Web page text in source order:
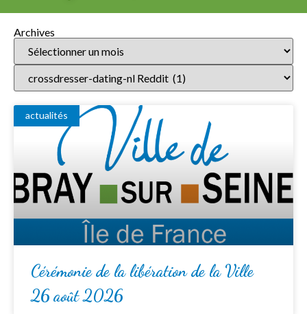
Archives
actualités
Cérémonie de la libération de la Ville
26 août 2026